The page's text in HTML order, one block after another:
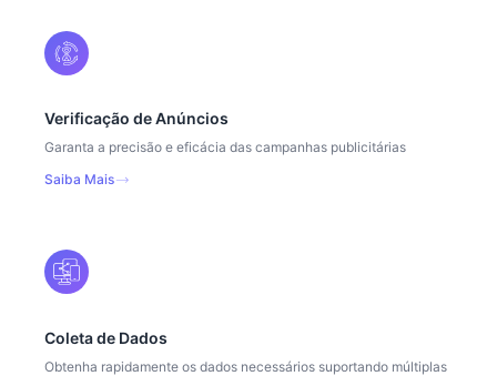
Verificação de Anúncios
Garanta a precisão e eficácia das campanhas publicitárias
Saiba Mais
Coleta de Dados
Obtenha rapidamente os dados necessários suportando múltiplas